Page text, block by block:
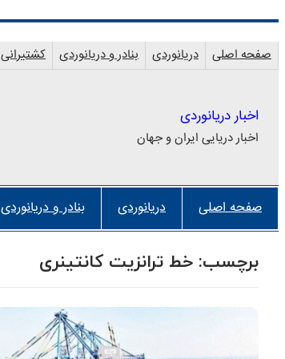
به
محتوا
صفحه اصلی دریانوردی بنادر و دریانوردی کشتیرانی
اخبار دریانوردی
اخبار دریایی ایران و جهان
صفحه اصلی دریانوردی بنادر و دریانوردی
برچسب: خط ترانزیت کانتینری